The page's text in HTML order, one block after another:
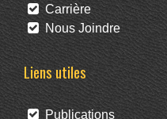
Carrière
Nous Joindre
Liens utiles
Publications